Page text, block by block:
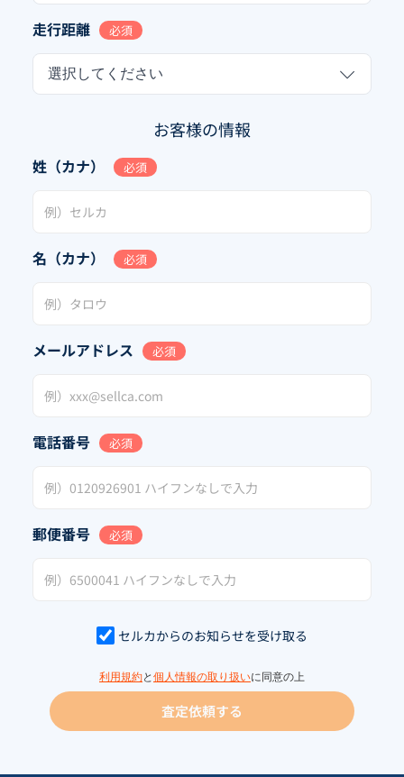
走行距離 必須
選択してください
お客様の情報
姓（カナ） 必須
名（カナ） 必須
メールアドレス 必須
電話番号 必須
郵便番号 必須
セルカからのお知らせを受け取る
利用規約と 個人情報の取り扱いに同意の上
査定依頼する